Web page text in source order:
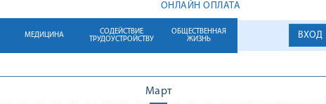
ОНЛАЙН ОПЛАТА
ВХОД
МЕДИЦИНА
СОДЕЙСТВИЕ
ТРУДОУСТРОЙСТВУ
ОБЩЕСТВЕННАЯ
ЖИЗНЬ
Март